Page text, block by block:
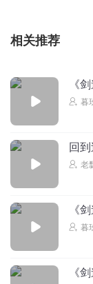
相关推荐
《
暮
回
老
《
暮
《